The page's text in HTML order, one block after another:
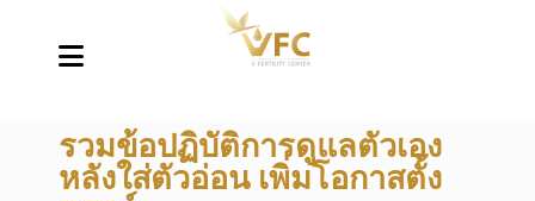
รวมข้อปฏิบัติการดูแลตัวเอง
หลังใส่ตัวอ่อน เพิ่มโอกาสตั้ง